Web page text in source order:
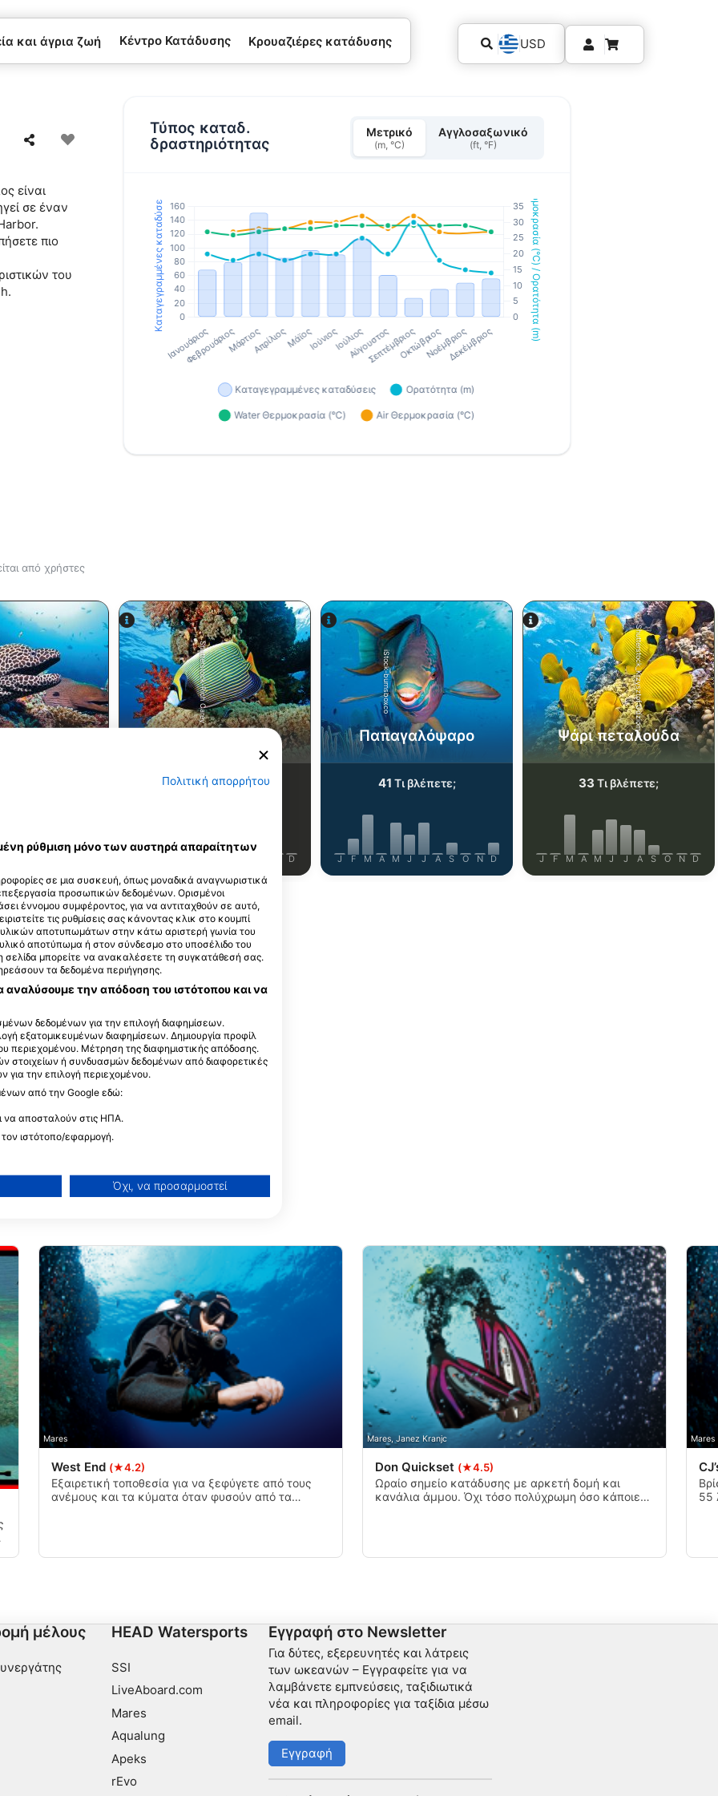
και άγρια ​​ζωή Κέντρο Κατάδυσης Κρουαζιέρες κατάδυσης USD
είναι
σε έναν
πιο
του
Τύπος καταδ.
δραστηριότητας
Μετρικό
(m, °C)
Αγγλοσαξωνικό
(ft, °F)
από χρήστες
Shutterstock-Rich Carey
63Τι βλέπετε;
D
iStock-burnsboxco
Παπαγαλόψαρο
41 Τι βλέπετε;
J F M A M J J A S O N D
Shutterstock_Krzysztof Odziomek
Ψάρι πεταλούδα
33 Τι βλέπετε;
J F M A M J J A S O N D
το σημείο κατάδυσης
School Utila
- Bay Islands,
Mares
West End (★4.2)
Εξαιρετική τοποθεσία για να ξεφύγετε από τους
ανέμους και τα κύματα όταν φυσούν από τα
Mares, Janez Kranjc
Don Quickset (★4.5)
Ωραίο σημείο κατάδυσης με αρκετή δομή και
κανάλια άμμου. Όχι τόσο πολύχρωμη όσο κάποιες
Mares
55
μέλους HEAD Watersports
SSI
LiveAboard.com
Mares
Aqualung
Apeks
rEvo
Εγγραφή στο Newsletter
Για δύτες, εξερευνητές και λάτρεις
των ωκεανών – Εγγραφείτε για να
λαμβάνετε εμπνεύσεις, ταξιδιωτικά
νέα και πληροφορίες για ταξίδια μέσω
email.
Εγγραφή
Πολιτική απορρήτου
ρύθμιση μόνο των αυστηρά απαραίτητων
σε μια συσκευή, όπως μοναδικά αναγνωριστικά
προσωπικών δεδομένων. Ορισμένοι
έννομου συμφέροντος, για να αντιταχθούν σε αυτό,
τις ρυθμίσεις σας κάνοντας κλικ στο κουμπί
αποτυπωμάτων στην κάτω αριστερή γωνία του
αποτύπωμα ή στον σύνδεσμο στο υποσέλιδο του
σελίδα μπορείτε να ανακαλέσετε τη συγκατάθεσή σας.
τα δεδομένα περιήγησης.
αναλύσουμε την απόδοση του ιστότοπου και να
δεδομένων για την επιλογή διαφημίσεων.
εξατομικευμένων διαφημίσεων. Δημιουργία προφίλ
περιεχομένου. Μέτρηση της διαφημιστικής απόδοσης.
στοιχείων ή συνδυασμών δεδομένων από διαφορετικές
την επιλογή περιεχομένου.
από την Google εδώ:
να αποσταλούν στις ΗΠΑ.
ιστότοπο/εφαρμογή.
δεδομένων από
Όχι, να προσαρμοστεί